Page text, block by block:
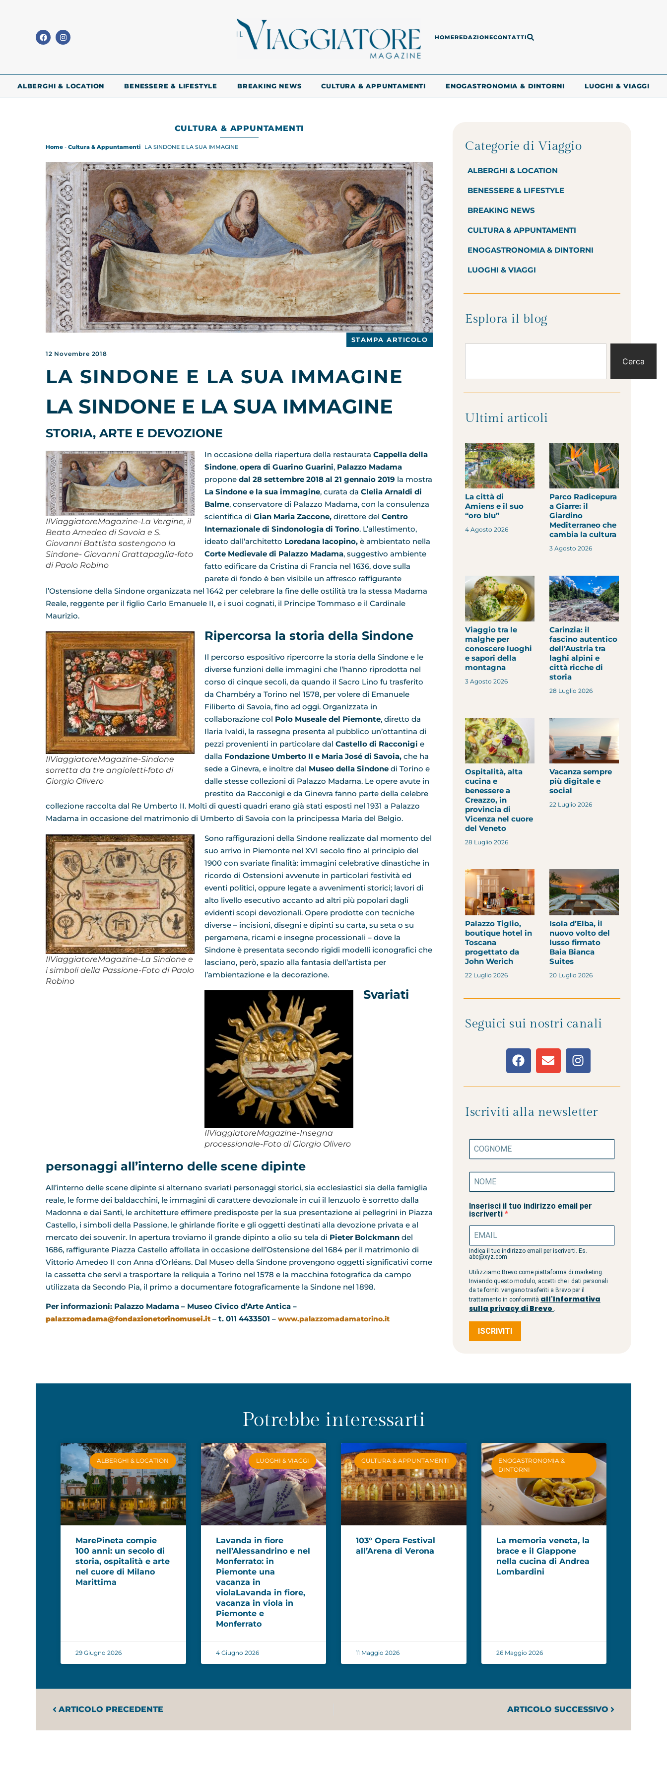
HOMEREDAZIONECONTATTI
ALBERGHI & LOCATION BENESSERE & LIFESTYLE BREAKING NEWS CULTURA & APPUNTAMENTI ENOGASTRONOMIA & DINTORNI LUOGHI & VIAGGI
CULTURA & APPUNTAMENTI
Home - Cultura & Appuntamenti LA SINDONE E LA SUA IMMAGINE
STAMPA ARTICOLO
12 Novembre 2018
LA SINDONE E LA SUA IMMAGINE
LA SINDONE E LA SUA IMMAGINE
STORIA, ARTE E DEVOZIONE
IlViaggiatoreMagazine-La Vergine, il
Beato Amedeo di Savoia e S.
Giovanni Battista sostengono la
Sindone- Giovanni Grattapaglia-foto
di Paolo Robino
In occasione della riapertura della restaurata Cappella della
Sindone, opera di Guarino Guarini, Palazzo Madama
propone dal 28 settembre 2018 al 21 gennaio 2019 la mostra
La Sindone e la sua immagine, curata da Clelia Arnaldi di
Balme, conservatore di Palazzo Madama, con la consulenza
scientifica di Gian Maria Zaccone, direttore del Centro
Internazionale di Sindonologia di Torino. L’allestimento,
ideato dall’architetto Loredana Iacopino, è ambientato nella
Corte Medievale di Palazzo Madama, suggestivo ambiente
fatto edificare da Cristina di Francia nel 1636, dove sulla
parete di fondo è ben visibile un affresco raffigurante
l’Ostensione della Sindone organizzata nel 1642 per celebrare la fine delle ostilità tra la stessa Madama
Reale, reggente per il figlio Carlo Emanuele II, e i suoi cognati, il Principe Tommaso e il Cardinale
Maurizio.
IlViaggiatoreMagazine-Sindone
sorretta da tre angioletti-foto di
Giorgio Olivero
Ripercorsa la storia della Sindone
Il percorso espositivo ripercorre la storia della Sindone e le
diverse funzioni delle immagini che l’hanno riprodotta nel
corso di cinque secoli, da quando il Sacro Lino fu trasferito
da Chambéry a Torino nel 1578, per volere di Emanuele
Filiberto di Savoia, fino ad oggi. Organizzata in
collaborazione col Polo Museale del Piemonte, diretto da
Ilaria Ivaldi, la rassegna presenta al pubblico un’ottantina di
pezzi provenienti in particolare dal Castello di Racconigi e
dalla Fondazione Umberto II e Maria José di Savoia, che ha
sede a Ginevra, e inoltre dal Museo della Sindone di Torino e
dalle stesse collezioni di Palazzo Madama. Le opere avute in
prestito da Racconigi e da Ginevra fanno parte della celebre
collezione raccolta dal Re Umberto II. Molti di questi quadri erano già stati esposti nel 1931 a Palazzo
Madama in occasione del matrimonio di Umberto di Savoia con la principessa Maria del Belgio.
IlViaggiatoreMagazine-La Sindone e
i simboli della Passione-Foto di Paolo
Robino
Sono raffigurazioni della Sindone realizzate dal momento del
suo arrivo in Piemonte nel XVI secolo fino al principio del
1900 con svariate finalità: immagini celebrative dinastiche in
ricordo di Ostensioni avvenute in particolari festività ed
eventi politici, oppure legate a avvenimenti storici; lavori di
alto livello esecutivo accanto ad altri più popolari dagli
evidenti scopi devozionali. Opere prodotte con tecniche
diverse – incisioni, disegni e dipinti su carta, su seta o su
pergamena, ricami e insegne processionali – dove la
Sindone è presentata secondo rigidi modelli iconografici che
lasciano, però, spazio alla fantasia dell’artista per
l’ambientazione e la decorazione.
IlViaggiatoreMagazine-Insegna
processionale-Foto di Giorgio Olivero
Svariati
personaggi all’interno delle scene dipinte
All’interno delle scene dipinte si alternano svariati personaggi storici, sia ecclesiastici sia della famiglia
reale, le forme dei baldacchini, le immagini di carattere devozionale in cui il lenzuolo è sorretto dalla
Madonna e dai Santi, le architetture effimere predisposte per la sua presentazione ai pellegrini in Piazza
Castello, i simboli della Passione, le ghirlande fiorite e gli oggetti destinati alla devozione privata e al
mercato dei souvenir. In apertura troviamo il grande dipinto a olio su tela di Pieter Bolckmann del
1686, raffigurante Piazza Castello affollata in occasione dell’Ostensione del 1684 per il matrimonio di
Vittorio Amedeo II con Anna d’Orléans. Dal Museo della Sindone provengono oggetti significativi come
la cassetta che servì a trasportare la reliquia a Torino nel 1578 e la macchina fotografica da campo
utilizzata da Secondo Pia, il primo a documentare fotograficamente la Sindone nel 1898.
Per informazioni: Palazzo Madama – Museo Civico d’Arte Antica –
palazzomadama@fondazionetorinomusei.it– t. 011 4433501 – www.palazzomadamatorino.it
Categorie di Viaggio
ALBERGHI & LOCATION
BENESSERE & LIFESTYLE
BREAKING NEWS
CULTURA & APPUNTAMENTI
ENOGASTRONOMIA & DINTORNI
LUOGHI & VIAGGI
Esplora il blog
Cerca
Ultimi articoli
La città di
Amiens e il suo
“oro blu”
4 Agosto 2026
Parco Radicepura
a Giarre: il
Giardino
Mediterraneo che
cambia la cultura
3 Agosto 2026
Viaggio tra le
malghe per
conoscere luoghi
e sapori della
montagna
3 Agosto 2026
Carinzia: il
fascino autentico
dell’Austria tra
laghi alpini e
città ricche di
storia
28 Luglio 2026
Ospitalità, alta
cucina e
benessere a
Creazzo, in
provincia di
Vicenza nel cuore
del Veneto
28 Luglio 2026
Vacanza sempre
più digitale e
social
22 Luglio 2026
Palazzo Tiglio,
boutique hotel in
Toscana
progettato da
John Werich
22 Luglio 2026
Isola d’Elba, il
nuovo volto del
lusso firmato
Baia Bianca
Suites
20 Luglio 2026
Seguici sui nostri canali
Iscriviti alla newsletter
Inserisci il tuo indirizzo email per
iscriverti
Indica il tuo indirizzo email per iscriverti. Es.
abc@xyz.com
Utilizziamo Brevo come piattaforma di marketing.
Inviando questo modulo, accetti che i dati personali
da te forniti vengano trasferiti a Brevo per il
trattamento in conformità all'Informativa
sulla privacy di Brevo
ISCRIVITI
Potrebbe interessarti
ALBERGHI & LOCATION
MarePineta compie
100 anni: un secolo di
storia, ospitalità e arte
nel cuore di Milano
Marittima
29 Giugno 2026
LUOGHI & VIAGGI
Lavanda in fiore
nell’Alessandrino e nel
Monferrato: in
Piemonte una
vacanza in
violaLavanda in fiore,
vacanza in viola in
Piemonte e
Monferrato
4 Giugno 2026
CULTURA & APPUNTAMENTI
103° Opera Festival
all’Arena di Verona
11 Maggio 2026
ENOGASTRONOMIA &
DINTORNI
La memoria veneta, la
brace e il Giappone
nella cucina di Andrea
Lombardini
26 Maggio 2026
ARTICOLO PRECEDENTE ARTICOLO SUCCESSIVO